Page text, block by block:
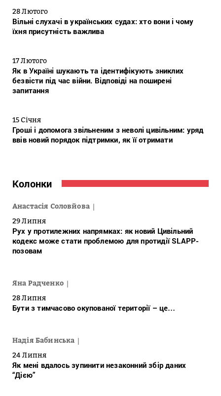
28 Лютого
Вільні слухачі в українських судах: хто вони і чому
їхня присутність важлива
17 Лютого
Як в Україні шукають та ідентифікують зниклих
безвісти під час війни. Відповіді на поширені
запитання
15 Січня
Гроші і допомога звільненим з неволі цивільним: уряд
ввів новий порядок підтримки, як її отримати
Колонки
Анастасія Соловйова
29 Липня
Рух у протилежних напрямках: як новий Цивільний
кодекс може стати проблемою для протидії SLAPP-
позовам
Яна Радченко
28 Липня
Бути з тимчасово окупованої території – це…
Надія Бабинська
24 Липня
Як мені вдалось зупинити незаконний збір даних
“Дією”